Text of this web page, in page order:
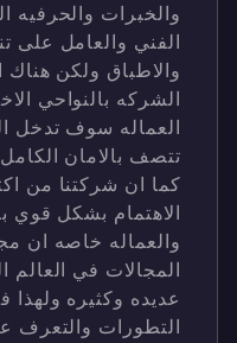
والخبرات والحرفيه
الفني والعامل على
والاطباق ولكن هناك
الشركه بالنواحي
العماله سوف تدخل
تتصف بالامان الكامل.
كما ان شركتنا من
الاهتمام بشكل قوي
والعماله خاصه ان
المجالات في العالم
عديده وكثيره ولهذا
التطورات والتعرف